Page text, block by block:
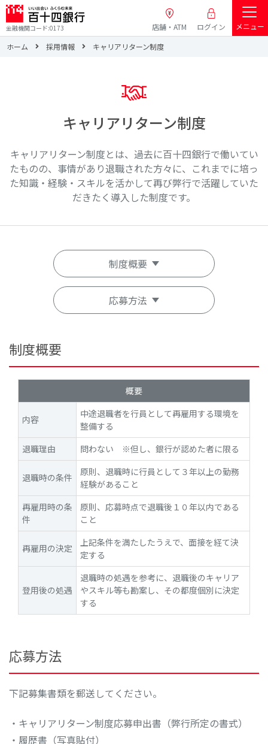
金融機関コード:0173 店舗・ATM ログイン
メニュー
ホーム
採用情報 キャリアリターン制度
キャリアリターン制度
キャリアリターン制度とは、過去に百十四銀行で働いてい
たものの、事情があり退職された方々に、 これまでに培っ
た知識・経験・スキルを活かして再び弊行で活躍していた
だきたく導入した制度です。
制度概要
応募方法
制度概要
概要
内容
中途退職者を行員として再雇用する環境を
整備する
退職理由
問わない ※但し、銀行が認めた者に限る
退職時の条件
原則、退職時に行員として３年以上の勤務
経験があること
再雇用時の条
件
原則、応募時点で退職後１０年以内である
こと
再雇用の決定
上記条件を満たしたうえで、面接を経て決
定する
登用後の処遇
退職時の処遇を参考に、退職後のキャリア
やスキル等も勘案し、その都度個別に決定
する
応募方法
下記募集書類を郵送してください。
・キャリアリターン制度応募申出書（弊行所定の書式）
・履歴書（写真貼付）